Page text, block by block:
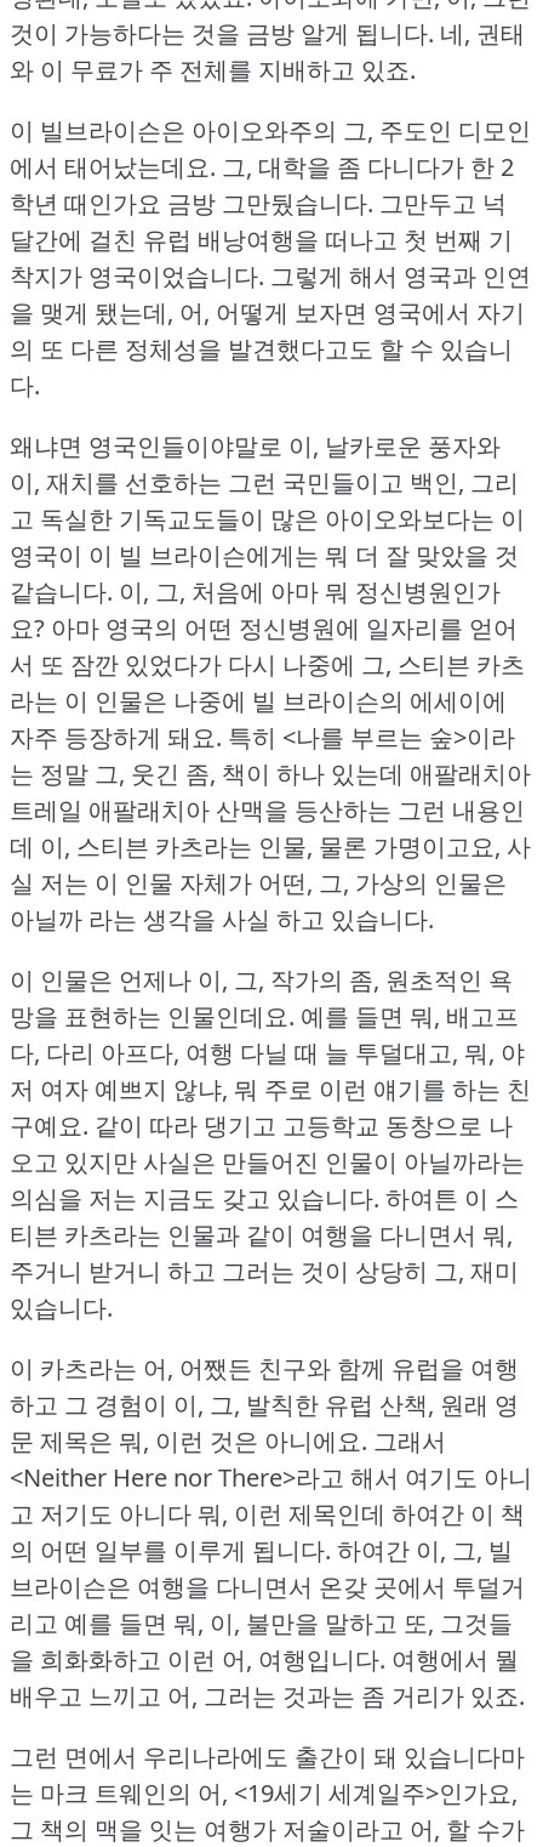
것이 가능하다는 것을 금방 알게 됩니다. 네, 권태
와 이 무료가 주 전체를 지배하고 있죠.
이 빌브라이슨은 아이오와주의 그, 주도인 디모인
에서 태어났는데요. 그, 대학을 좀 다니다가 한 2
학년 때인가요 금방 그만뒀습니다. 그만두고 넉
달간에 걸친 유럽 배낭여행을 떠나고 첫 번째 기
착지가 영국이었습니다. 그렇게 해서 영국과 인연
을 맺게 됐는데, 어, 어떻게 보자면 영국에서 자기
의 또 다른 정체성을 발견했다고도 할 수 있습니
다.
왜냐면 영국인들이야말로 이, 날카로운 풍자와
이, 재치를 선호하는 그런 국민들이고 백인, 그리
고 독실한 기독교도들이 많은 아이오와보다는 이
영국이 이 빌 브라이슨에게는 뭐 더 잘 맞았을 것
같습니다. 이, 그, 처음에 아마 뭐 정신병원인가
요? 아마 영국의 어떤 정신병원에 일자리를 얻어
서 또 잠깐 있었다가 다시 나중에 그, 스티븐 카츠
라는 이 인물은 나중에 빌 브라이슨의 에세이에
자주 등장하게 돼요. 특히 <나를 부르는 숲>이라
는 정말 그, 웃긴 좀, 책이 하나 있는데 애팔래치아
트레일 애팔래치아 산맥을 등산하는 그런 내용인
데 이, 스티븐 카츠라는 인물, 물론 가명이고요, 사
실 저는 이 인물 자체가 어떤, 그, 가상의 인물은
아닐까 라는 생각을 사실 하고 있습니다.
이 인물은 언제나 이, 그, 작가의 좀, 원초적인 욕
망을 표현하는 인물인데요. 예를 들면 뭐, 배고프
다, 다리 아프다, 여행 다닐 때 늘 투덜대고, 뭐, 야
저 여자 예쁘지 않냐, 뭐 주로 이런 얘기를 하는 친
구예요. 같이 따라 댕기고 고등학교 동창으로 나
오고 있지만 사실은 만들어진 인물이 아닐까라는
의심을 저는 지금도 갖고 있습니다. 하여튼 이 스
티븐 카츠라는 인물과 같이 여행을 다니면서 뭐,
주거니 받거니 하고 그러는 것이 상당히 그, 재미
있습니다.
이 카츠라는 어, 어쨌든 친구와 함께 유럽을 여행
하고 그 경험이 이, 그, 발칙한 유럽 산책, 원래 영
문 제목은 뭐, 이런 것은 아니에요. 그래서
<Neither Here nor There>라고 해서 여기도 아니
고 저기도 아니다 뭐, 이런 제목인데 하여간 이 책
의 어떤 일부를 이루게 됩니다. 하여간 이, 그, 빌
브라이슨은 여행을 다니면서 온갖 곳에서 투덜거
리고 예를 들면 뭐, 이, 불만을 말하고 또, 그것들
을 희화화하고 이런 어, 여행입니다. 여행에서 뭘
배우고 느끼고 어, 그러는 것과는 좀 거리가 있죠.
그런 면에서 우리나라에도 출간이 돼 있습니다마
는 마크 트웨인의 어, <19세기 세계일주>인가요,
그 책의 맥을 잇는 여행가 저술이라고 어, 할 수가